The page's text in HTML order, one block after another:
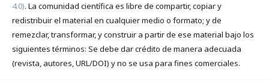
4.0). La comunidad científica es libre de compartir, copiar y
redistribuir el material en cualquier medio o formato; y de
remezclar, transformar, y construir a partir de ese material bajo los
siguientes términos: Se debe dar crédito de manera adecuada
(revista, autores, URL/DOI) y no se usa para fines comerciales.